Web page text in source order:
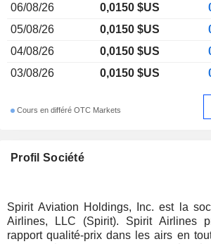
Profil Société
Spirit Aviation Holdings, Inc. est la
Airlines, LLC (Spirit). Spirit Airlines
rapport qualité-prix dans les airs en
06/08/26
0,0150 $US
05/08/26
0,0150 $US
04/08/26
0,0150 $US
03/08/26
0,0150 $US
Cours en différé OTC Markets